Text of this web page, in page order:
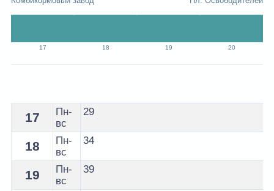
17 18 19 20
Расписание 1а автобуса Жлобин - остановка Рынок
17
Пн-
вс
29
18
Пн-
вс
34
19
Пн-
вс
39